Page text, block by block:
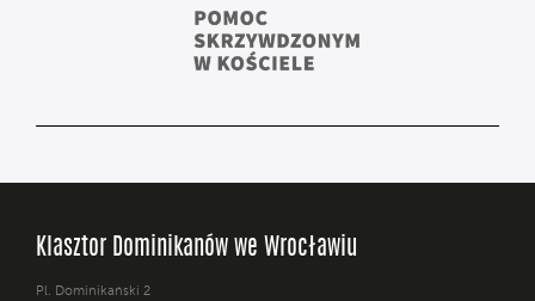
Klasztor Dominikanów we Wrocławiu
Pl. Dominikański 2